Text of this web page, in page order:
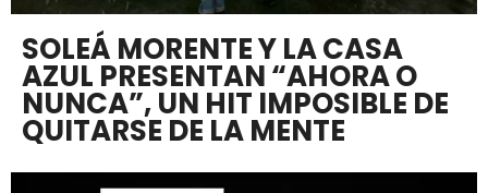
SOLEÁ MORENTE Y LA CASA
AZUL PRESENTAN “AHORA O
NUNCA”, UN HIT IMPOSIBLE DE
QUITARSE DE LA MENTE